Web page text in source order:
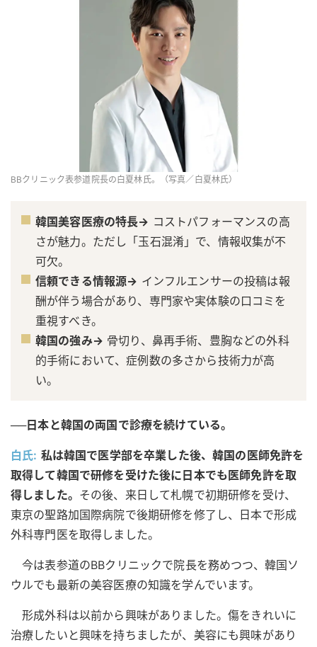
BBクリニック表参道院長の白夏林氏。（写真／白夏林氏）
韓国美容医療の特長→ コストパフォーマンスの高
さが魅力。ただし「玉石混淆」で、情報収集が不
可欠。
信頼できる情報源→ インフルエンサーの投稿は報
酬が伴う場合があり、専門家や実体験の口コミを
重視すべき。
韓国の強み→ 骨切り、鼻再手術、豊胸などの外科
的手術において、症例数の多さから技術力が高
い。
──日本と韓国の両国で診療を続けている。
白氏: 私は韓国で医学部を卒業した後、韓国の医師免許を
取得して韓国で研修を受けた後に日本でも医師免許を取
得しました。 その後、来日して札幌で初期研修を受け、
東京の聖路加国際病院で後期研修を修了し、日本で形成
外科専門医を取得しました。
今は表参道のBBクリニックで院長を務めつつ、韓国ソ
ウルでも最新の美容医療の知識を学んでいます。
形成外科は以前から興味がありました。傷をきれいに
治療したいと興味を持ちましたが、美容にも興味があり